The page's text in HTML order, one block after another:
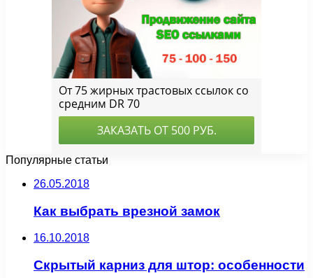
Популярные статьи
26.05.2018
Как выбрать врезной замок
16.10.2018
Скрытый карниз для штор: особенности